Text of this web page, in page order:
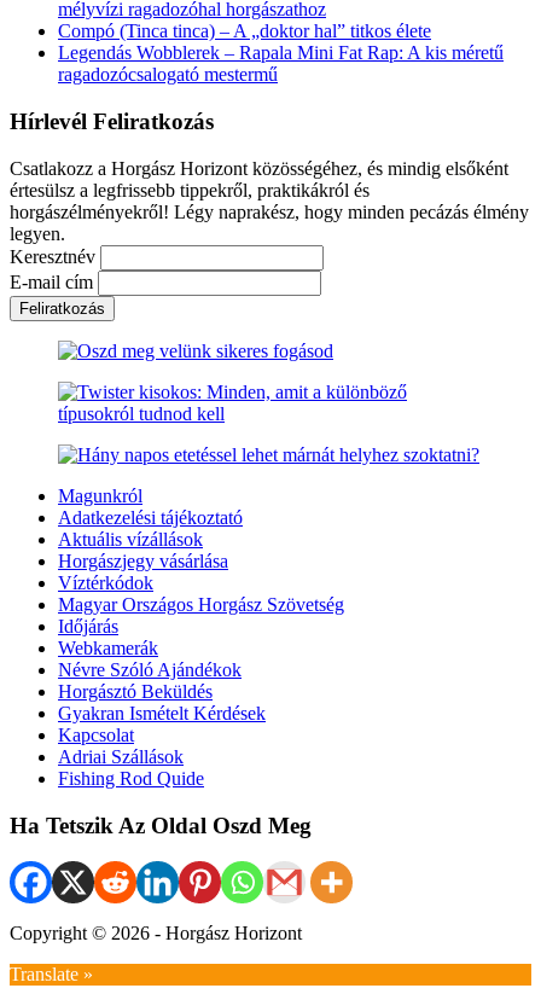
mélyvízi ragadozóhal horgászathoz
Compó (Tinca tinca) – A „doktor hal” titkos élete
Legendás Wobblerek – Rapala Mini Fat Rap: A kis méretű
ragadozócsalogató mestermű
Hírlevél Feliratkozás
Csatlakozz a Horgász Horizont közösségéhez, és mindig elsőként
értesülsz a legfrissebb tippekről, praktikákról és
horgászélményekről! Légy naprakész, hogy minden pecázás élmény
legyen.
Keresztnév
E-mail cím
Magunkról
Adatkezelési tájékoztató
Aktuális vízállások
Horgászjegy vásárlása
Víztérkódok
Magyar Országos Horgász Szövetség
Időjárás
Webkamerák
Névre Szóló Ajándékok
Horgásztó Beküldés
Gyakran Ismételt Kérdések
Kapcsolat
Adriai Szállások
Fishing Rod Quide
Ha Tetszik Az Oldal Oszd Meg
Copyright © 2026 - Horgász Horizont
Translate »